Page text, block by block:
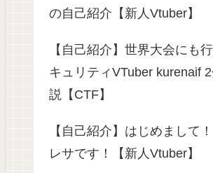
の自己紹介【新人Vtuber】
【自己紹介】世界大会にも
キュリティVTuber kurenaif
説【CTF】
【自己紹介】はじめまして
レサです！【新人Vtuber】